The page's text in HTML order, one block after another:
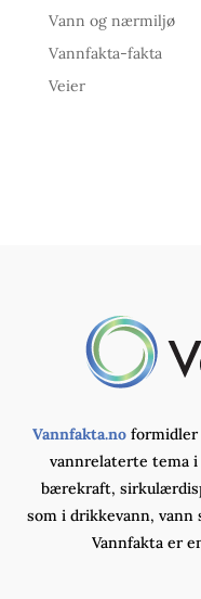
Vann og nærmiljø
Vannfakta-fakta
Veier
Vannfakta.noformidler
vannrelaterte tema
bærekraft,
som i drikkevann, vann
Vannfakta er